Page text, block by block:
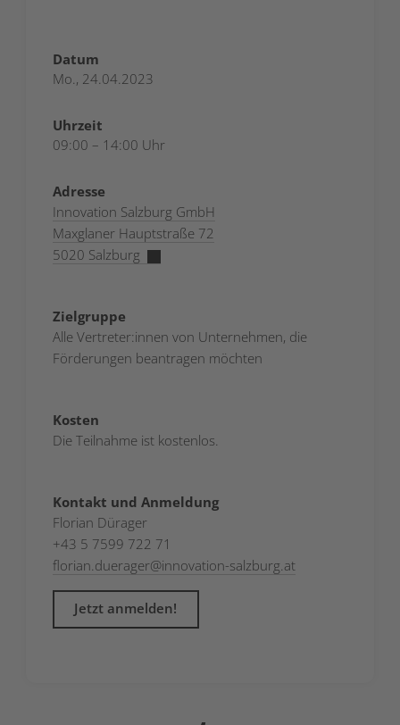
Datum
Mo., 24.04.2023
Uhrzeit
09:00 – 14:00 Uhr
Adresse
Innovation Salzburg GmbH
Maxglaner Hauptstraße 72
5020 Salzburg
Zielgruppe
Alle Vertreter:innen von Unternehmen, die
Förderungen beantragen möchten
Kosten
Die Teilnahme ist kostenlos.
Kontakt und Anmeldung
Florian Dürager
+43 5 7599 722 71
florian.duerager@innovation-salzburg.at
Jetzt anmelden!